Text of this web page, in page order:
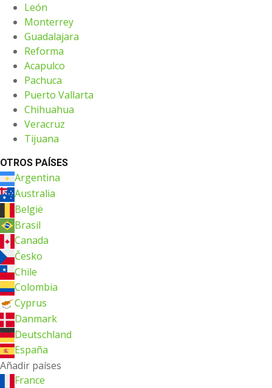
León
Monterrey
Guadalajara
Reforma
Acapulco
Pachuca
Puerto Vallarta
Chihuahua
Veracruz
Tijuana
OTROS PAÍSES
Argentina
Australia
België
Brasil
Canada
Česko
Chile
Colombia
Cyprus
Danmark
Deutschland
España
Añadir países
France